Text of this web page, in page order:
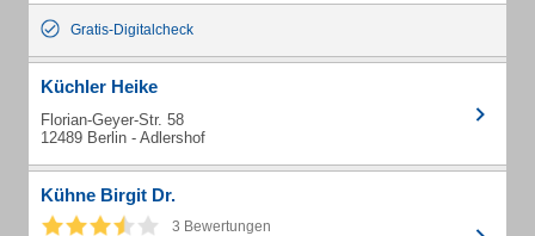
Gratis-Digitalcheck
Küchler Heike
Florian-Geyer-Str. 58
12489 Berlin - Adlershof
Kühne Birgit Dr.
3 Bewertungen